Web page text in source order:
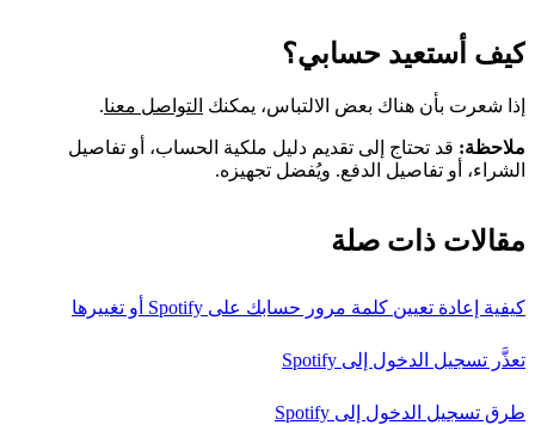
كيف أستعيد حسابي؟
إذا شعرت بأن هناك بعض الالتباس، يمكنك التواصل معنا.
ملاحظة: قد تحتاج إلى تقديم دليل ملكية الحساب، أو تفاصيل
الشراء، أو تفاصيل الدفع. ويُفضل تجهيزه.
مقالات ذات صلة
كيفية إعادة تعيين كلمة مرور حسابك على Spotify أو تغييرها
تعذَّر تسجيل الدخول إلى Spotify
طرق تسجيل الدخول إلى Spotify